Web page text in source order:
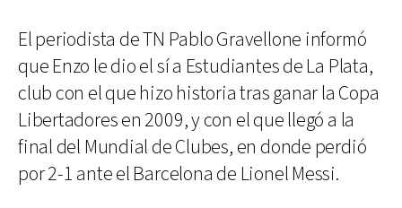
El periodista de TN Pablo Gravellone informó
que Enzo le dio el sí a Estudiantes de La Plata,
club con el que hizo historia tras ganar la Copa
Libertadores en 2009, y con el que llegó a la
final del Mundial de Clubes, en donde perdió
por 2-1 ante el Barcelona de Lionel Messi.